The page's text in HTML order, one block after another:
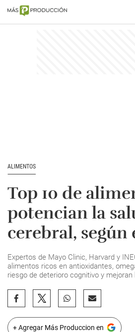
ALIMENTOS
Top 10 de
potencian la
cerebral, según
Expertos de Mayo Clinic, Harvard y
alimentos ricos en antioxidantes,
riesgo de deterioro cognitivo y
+ Agregar Más Produccion en